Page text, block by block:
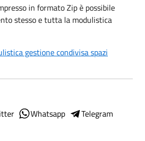
in formato Zip è possibile
stesso e tutta la modulistica
gestione condivisa spazi
Whatsapp
Telegram